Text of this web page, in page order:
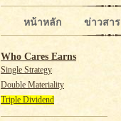
ข่าวสาร
หน้าหลัก
Who Cares Earns
Single Strategy
Double Materiality
Triple Dividend